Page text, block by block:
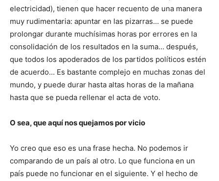
electricidad), tienen que hacer recuento de una manera
muy rudimentaria: apuntar en las pizarras… se puede
prolongar durante muchísimas horas por errores en la
consolidación de los resultados en la suma… después,
que todos los apoderados de los partidos políticos estén
de acuerdo… Es bastante complejo en muchas zonas del
mundo, y puede durar hasta altas horas de la mañana
hasta que se pueda rellenar el acta de voto.
O sea, que aquí nos quejamos por vicio
Yo creo que eso es una frase hecha. No podemos ir
comparando de un país al otro. Lo que funciona en un
país puede no funcionar en el siguiente. Y el hecho de